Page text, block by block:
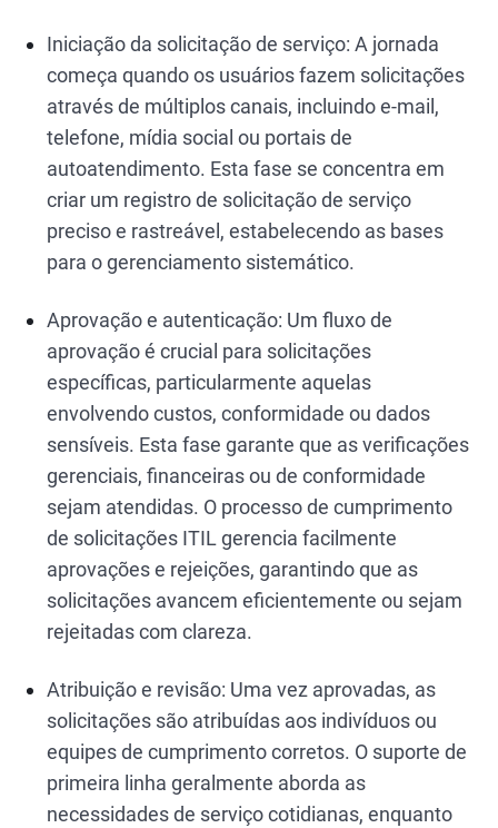
Iniciação da solicitação de serviço: A jornada
começa quando os usuários fazem solicitações
através de múltiplos canais, incluindo e-mail,
telefone, mídia social ou portais de
autoatendimento. Esta fase se concentra em
criar um registro de solicitação de serviço
preciso e rastreável, estabelecendo as bases
para o gerenciamento sistemático.
Aprovação e autenticação: Um fluxo de
aprovação é crucial para solicitações
específicas, particularmente aquelas
envolvendo custos, conformidade ou dados
sensíveis. Esta fase garante que as verificações
gerenciais, financeiras ou de conformidade
sejam atendidas. O processo de cumprimento
de solicitações ITIL gerencia facilmente
aprovações e rejeições, garantindo que as
solicitações avancem eficientemente ou sejam
rejeitadas com clareza.
Atribuição e revisão: Uma vez aprovadas, as
solicitações são atribuídas aos indivíduos ou
equipes de cumprimento corretos. O suporte de
primeira linha geralmente aborda as
necessidades de serviço cotidianas, enquanto